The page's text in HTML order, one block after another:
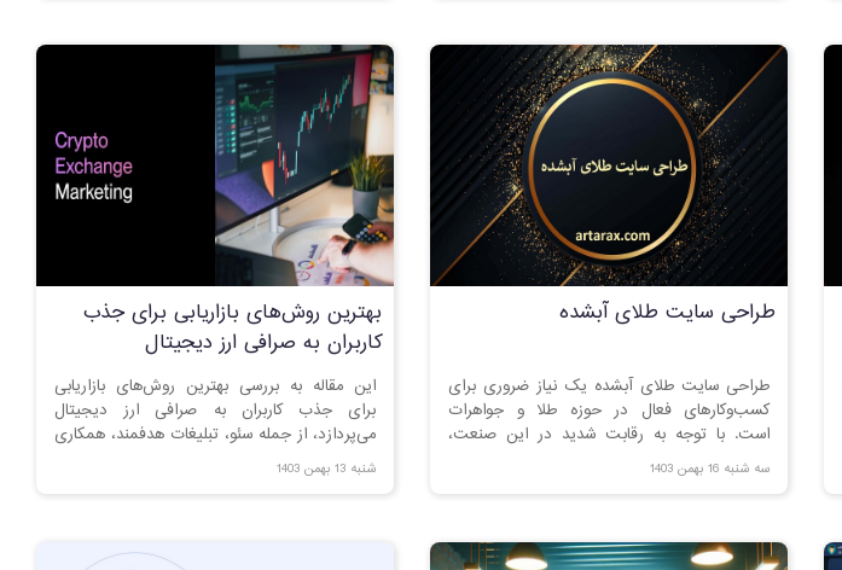
آنلاین می‌پردازیم.
طراحی سایت طلای آبشده
طراحی سایت طلای آبشده یک نیاز ضروری برای
کسب‌وکارهای فعال در حوزه طلا و جواهرات
است. با توجه به رقابت شدید در این صنعت،
داشتن یک وب‌سایت حرفه‌ای و کاربرپسند
می‌تواند تأثیر زیادی بر میزان فروش و جذب
این زمینه می‌پردازیم.
سه شنبه 16 بهمن 1403
بهترین روش‌های بازاریابی برای جذب
کاربران به صرافی ارز دیجیتال
این مقاله به بررسی بهترین روش‌های بازاریابی
برای جذب کاربران به صرافی ارز دیجیتال
می‌پردازد، از جمله سئو، تبلیغات هدفمند، همکاری
با اینفلوئنسرها و بهبود تجربه کاربری. با اجرای این
استراتژی‌ها، می‌توانید تعداد کاربران و میزان تعامل
شنبه 13 بهمن 1403